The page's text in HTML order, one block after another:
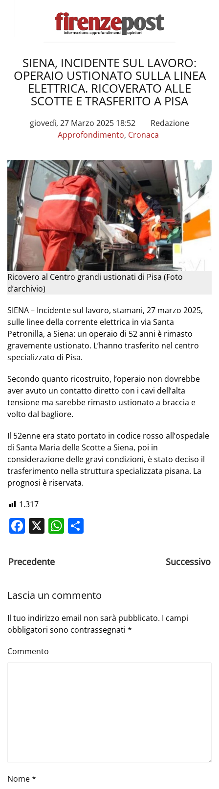
SIENA, INCIDENTE SUL LAVORO:
OPERAIO USTIONATO SULLA LINEA
ELETTRICA. RICOVERATO ALLE
SCOTTE E TRASFERITO A PISA
giovedì, 27 Marzo 2025 18:52
Redazione
Approfondimento, Cronaca
Ricovero al Centro grandi ustionati di Pisa (Foto
d’archivio)
SIENA – Incidente sul lavoro, stamani, 27 marzo 2025,
sulle linee della corrente elettrica in via Santa
Petronilla, a Siena: un operaio di 52 anni è rimasto
gravemente ustionato. L’hanno trasferito nel centro
specializzato di Pisa.
Secondo quanto ricostruito, l’operaio non dovrebbe
aver avuto un contatto diretto con i cavi dell’alta
tensione ma sarebbe rimasto ustionato a braccia e
volto dal bagliore.
Il 52enne era stato portato in codice rosso all’ospedale
di Santa Maria delle Scotte a Siena, poi in
considerazione delle gravi condizioni, è stato deciso il
trasferimento nella struttura specializzata pisana. La
prognosi è riservata.
1.317
Facebook
X WhatsApp
Precedente Successivo
Lascia un commento
Il tuo indirizzo email non sarà pubblicato. I campi
obbligatori sono contrassegnati *
Commento
Nome*